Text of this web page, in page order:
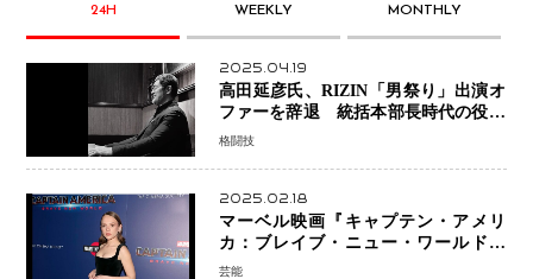
24H WEEKLY MONTHLY
2025.04.19
高田延彦氏、RIZIN「男祭り」出演オ
ファーを辞退 統括本部長時代の役目
「すでに終えています」と明言
格闘技
2025.02.18
マーベル映画『キャプテン・アメリ
カ：ブレイブ・ニュー・ワールド』
新ブラック・ウィドウ役のシラ・ハー
芸能